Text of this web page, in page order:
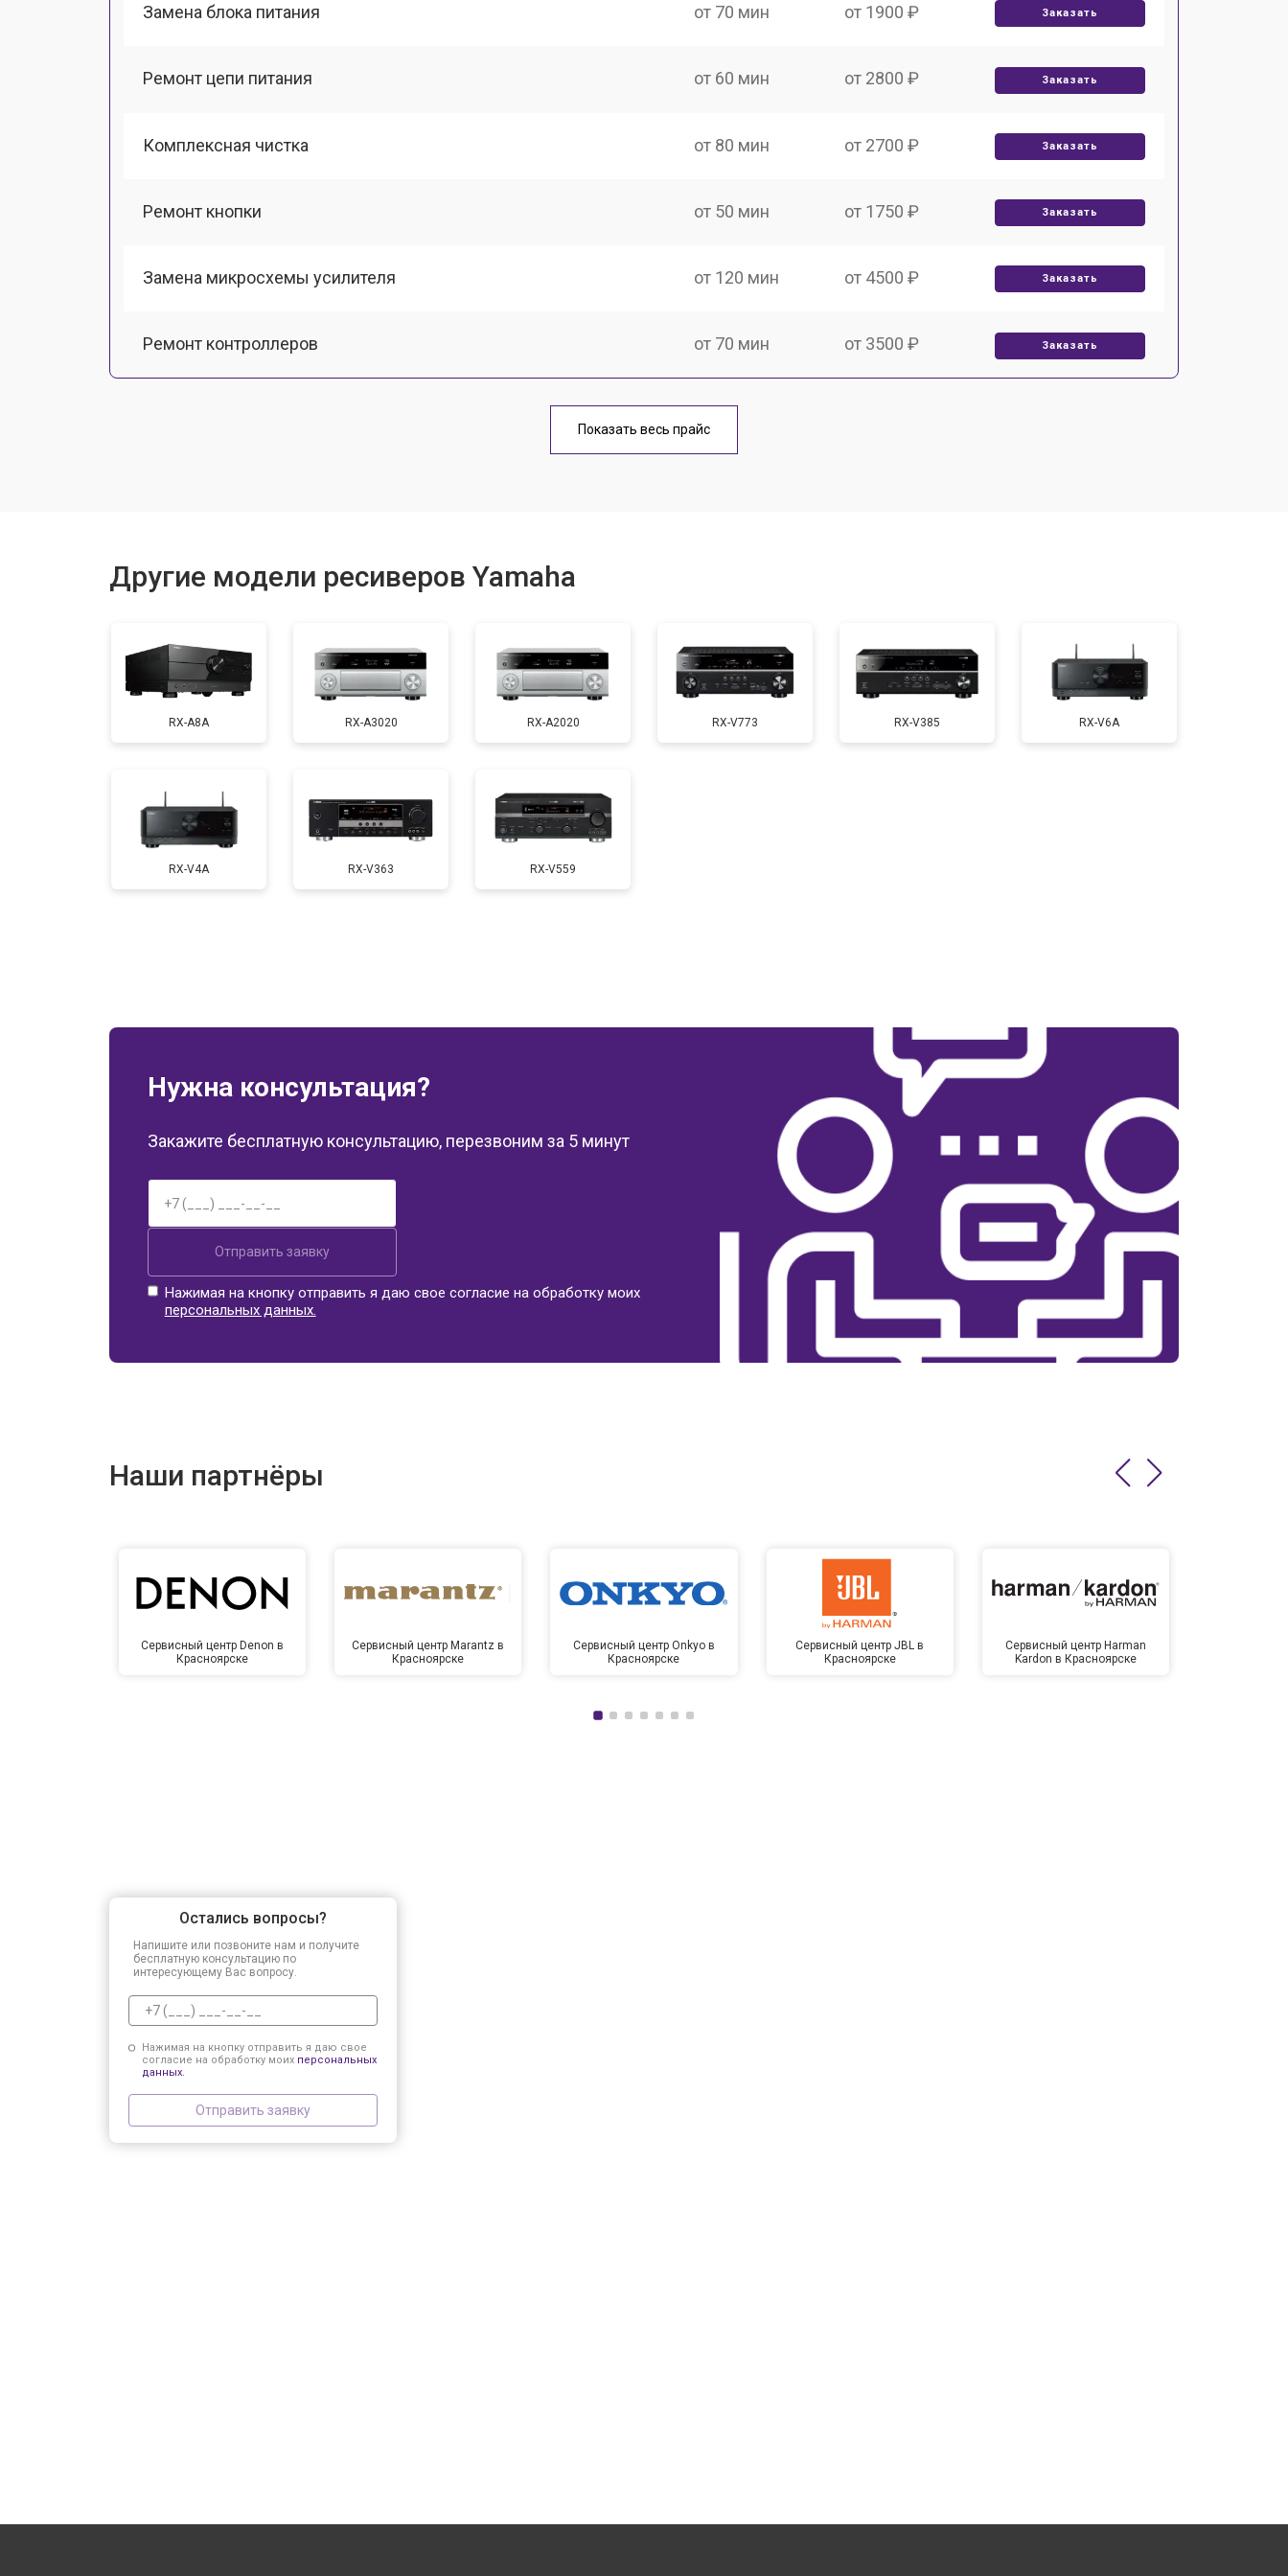
Замена блока питания от 70 мин от 1900 ₽ Заказать
Ремонт цепи питания от 60 мин от 2800 ₽ Заказать
Комплексная чистка от 80 мин от 2700 ₽ Заказать
Ремонт кнопки от 50 мин от 1750 ₽ Заказать
Замена микросхемы усилителя от 120 мин от 4500 ₽ Заказать
Ремонт контроллеров от 70 мин от 3500 ₽ Заказать
Показать весь прайс
Другие модели ресиверов Yamaha
RX-A8A RX-A3020 RX-A2020 RX-V773 RX-V385 RX-V6A
RX-V4A RX-V363 RX-V559
Нужна консультация?
Закажите бесплатную консультацию, перезвоним за 5 минут
Отправить заявку
Нажимая на кнопку отправить я даю свое согласие на обработку моих
персональных данных.
Наши партнёры
Сервисный центр Denon в
Красноярске
Сервисный центр Marantz в
Красноярске
Сервисный центр Onkyo в
Красноярске
Сервисный центр JBL в
Красноярске
Сервисный центр Harman
Kardon в Красноярске
Остались вопросы?
Напишите или позвоните нам и получите
бесплатную консультацию по
интересующему Вас вопросу.
Нажимая на кнопку отправить я даю свое
согласие на обработку моих персональных
данных.
Отправить заявку